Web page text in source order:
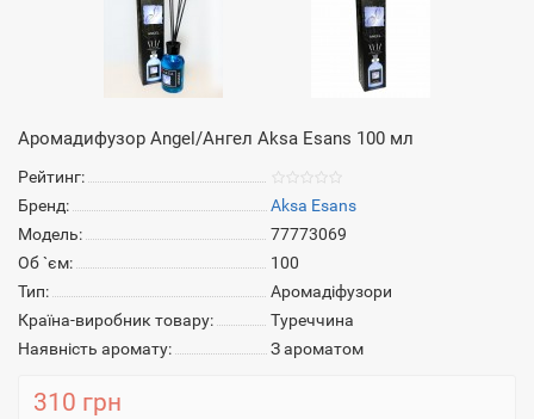
Аромадифузор Angel/Ангел Aksa Esans 100 мл
Рейтинг:
Бренд:
Aksa Esans
Модель:
77773069
Об `єм:
100
Тип:
Аромадіфузори
Країна-виробник товару:
Туреччина
Наявність аромату:
З ароматом
310 грн